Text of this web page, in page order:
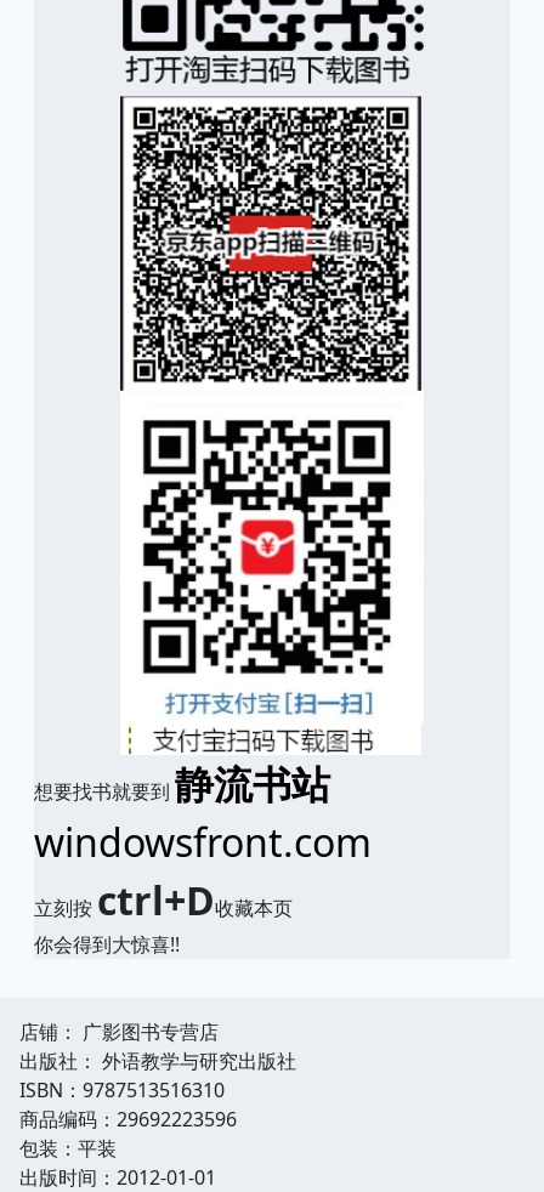
想要找书就要到 静流书站
windowsfront.com
立刻按 ctrl+D收藏本页
你会得到大惊喜!!
店铺： 广影图书专营店
出版社： 外语教学与研究出版社
ISBN：9787513516310
商品编码：29692223596
包装：平装
出版时间：2012-01-01